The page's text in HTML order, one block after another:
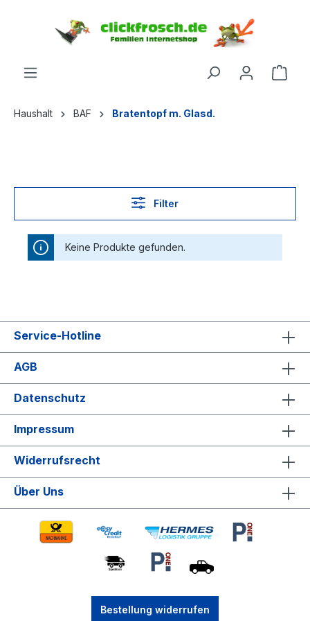
Haushalt BAF Bratentopf m. Glasd.
Filter
Keine Produkte gefunden.
Service-Hotline
AGB
Datenschutz
Impressum
Widerrufsrecht
Über Uns
Bestellung widerrufen